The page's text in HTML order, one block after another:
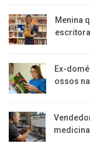
Menina
Ex-
ossos